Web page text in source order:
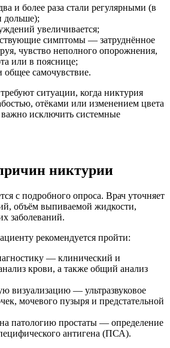
и более раза стали регулярными (в
дольше);
увеличивается;
симптомы — затруднённое
чувство неполного опорожнения,
или в пояснице;
общее самочувствие.
ситуации, когда никтурия
отёками или изменением цвета
исключить системные
никтурии
с подробного опроса. Врач уточняет
объём выпиваемой жидкости,
заболеваний.
рекомендуется пройти:
— клинический и
крови, а также общий анализ
визуализацию — ультразвуковое
мочевого пузыря и предстательной
патологию простаты — определение
антигена (ПСА).